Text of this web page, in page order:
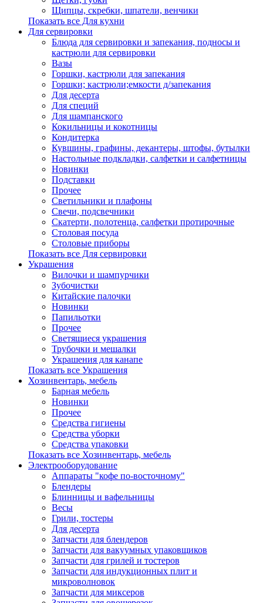
Щипцы, скребки, шпатели, венчики
Показать все Для кухни
Для сервировки
Блюда для сервировки и запекания, подносы и
кастрюли для сервировки
Вазы
Горшки, кастрюли для запекания
Горшки; кастрюли;емкости д/запекания
Для десерта
Для специй
Для шампанского
Кокильницы и кокотницы
Кондитерка
Кувшины, графины, декантеры, штофы, бутылки
Настольные подкладки, салфетки и салфетницы
Новинки
Подставки
Прочее
Светильники и плафоны
Свечи, подсвечники
Скатерти, полотенца, салфетки протирочные
Столовая посуда
Столовые приборы
Показать все Для сервировки
Украшения
Вилочки и шампурчики
Зубочистки
Китайские палочки
Новинки
Папильотки
Прочее
Светящиеся украшения
Трубочки и мешалки
Украшения для канапе
Показать все Украшения
Хозинвентарь, мебель
Барная мебель
Новинки
Прочее
Средства гигиены
Средства уборки
Средства упаковки
Показать все Хозинвентарь, мебель
Электрооборудование
Аппараты "кофе по-восточному"
Блендеры
Блинницы и вафельницы
Весы
Грили, тостеры
Для десерта
Запчасти для блендеров
Запчасти для вакуумных упаковщиков
Запчасти для грилей и тостеров
Запчасти для индукционных плит и
микроволновок
Запчасти для миксеров